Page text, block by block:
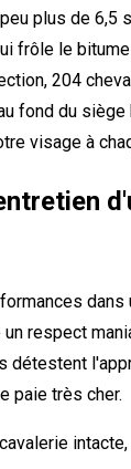
plus de 6,5
frôle le
204
fond du siège
visage à
respect
détestent
paie très cher.